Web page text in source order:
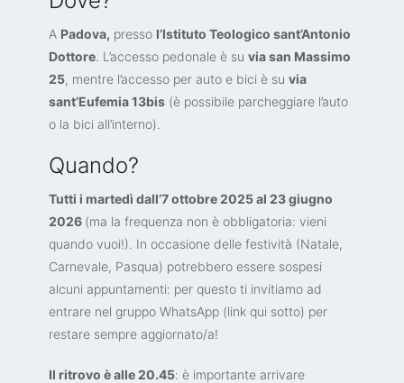
A Padova, presso l’Istituto Teologico sant’Antonio
Dottore. L’accesso pedonale è su via san Massimo
25, mentre l’accesso per auto e bici è su via
sant’Eufemia 13bis (è possibile parcheggiare l’auto
o la bici all’interno).
Quando?
Tutti i martedì dall’7 ottobre 2025 al 23 giugno
2026 (ma la frequenza non è obbligatoria: vieni
quando vuoi!). In occasione delle festività (Natale,
Carnevale, Pasqua) potrebbero essere sospesi
alcuni appuntamenti: per questo ti invitiamo ad
entrare nel gruppo WhatsApp (link qui sotto) per
restare sempre aggiornato/a!
Il ritrovo è alle 20.45: è importante arrivare